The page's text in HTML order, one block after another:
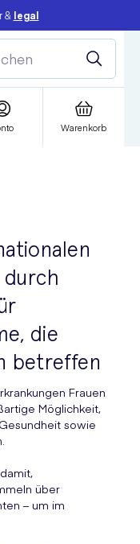
& legal
Warenkorb
durch
die
betreffen
Frauen
Möglichkeit,
sowie
über
– um im